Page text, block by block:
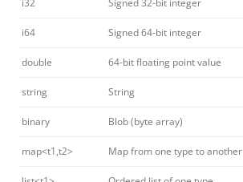
i32 Signed 32-bit integer
i64 Signed 64-bit integer
double 64-bit floating point value
string String
binary Blob (byte array)
map<t1,t2> Map from one type to another